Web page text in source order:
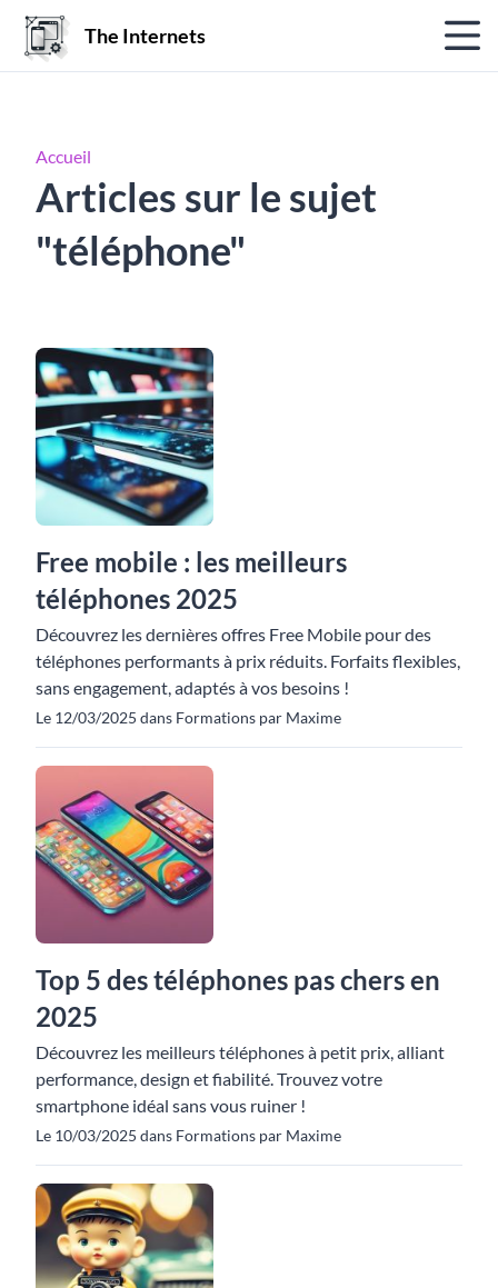
The Internets
Accueil
Articles sur le sujet
"téléphone"
Free mobile : les meilleurs
téléphones 2025
Découvrez les dernières offres Free Mobile pour des
téléphones performants à prix réduits. Forfaits flexibles,
sans engagement, adaptés à vos besoins !
Le 12/03/2025 dans Formations par Maxime
Top 5 des téléphones pas chers en
2025
Découvrez les meilleurs téléphones à petit prix, alliant
performance, design et fiabilité. Trouvez votre
smartphone idéal sans vous ruiner !
Le 10/03/2025 dans Formations par Maxime